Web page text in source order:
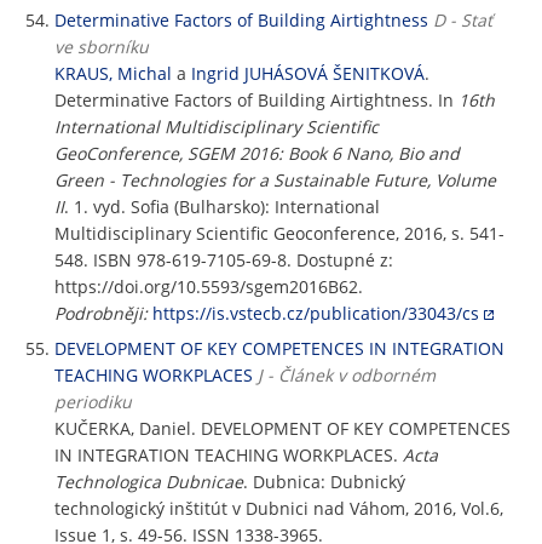
Determinative Factors of Building Airtightness D - Stať
ve sborníku
KRAUS, Michal a Ingrid JUHÁSOVÁ ŠENITKOVÁ.
Determinative Factors of Building Airtightness. In 16th
International Multidisciplinary Scientific
GeoConference, SGEM 2016: Book 6 Nano, Bio and
Green - Technologies for a Sustainable Future, Volume
II. 1. vyd. Sofia (Bulharsko): International
Multidisciplinary Scientific Geoconference, 2016, s. 541-
548. ISBN 978-619-7105-69-8. Dostupné z:
https://doi.org/10.5593/sgem2016B62.
Podrobněji: https://is.vstecb.cz/publication/33043/cs
DEVELOPMENT OF KEY COMPETENCES IN INTEGRATION
TEACHING WORKPLACES J - Článek v odborném
periodiku
KUČERKA, Daniel. DEVELOPMENT OF KEY COMPETENCES
IN INTEGRATION TEACHING WORKPLACES. Acta
Technologica Dubnicae. Dubnica: Dubnický
technologický inštitút v Dubnici nad Váhom, 2016, Vol.6,
Issue 1, s. 49-56. ISSN 1338-3965.